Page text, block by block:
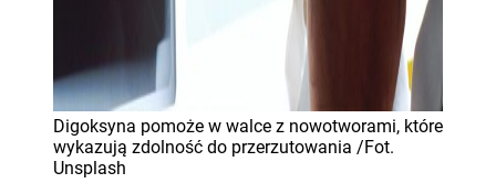
Digoksyna pomoże w walce z nowotworami, które
wykazują zdolność do przerzutowania /Fot.
Unsplash